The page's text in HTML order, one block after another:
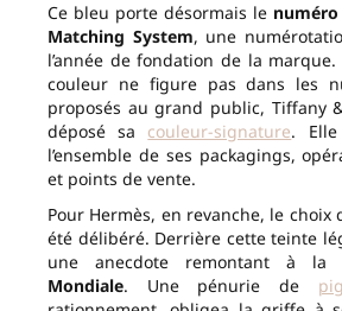
Ce bleu porte désormais le
Matching System, une
l’année de fondation de la
couleur ne figure pas dans les
proposés au grand public, Tiffany
déposé sa couleur-signature.
l’ensemble de ses packagings,
et points de vente.
Pour Hermès, en revanche, le choix
été délibéré. Derrière cette teinte
une anecdote remontant à la
Mondiale. Une pénurie de